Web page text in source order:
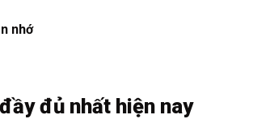
nhớ
đủ nhất hiện nay